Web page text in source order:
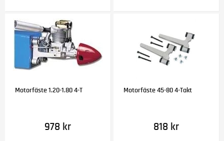
Motorfäste 1.20-1.80 4-T
978 kr
Motorfäste 45-80 4-Takt
818 kr